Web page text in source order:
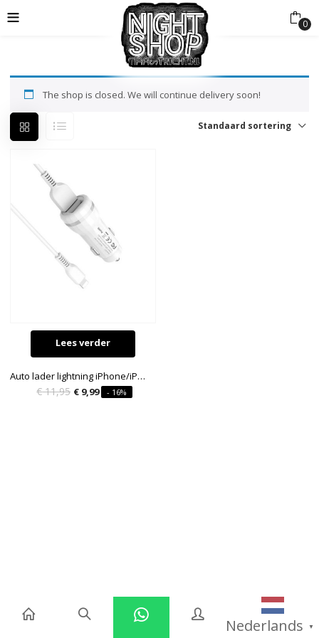
0
Nederlands ▼
The shop is closed. We will continue delivery soon!
Standaard sortering
Lees verder
Auto lader lightning iPhone/iPad
€11,95 Oorspronkelijke
€ 9,99Huidige
- 16%